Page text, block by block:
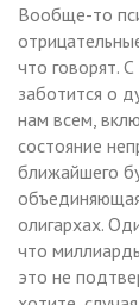
Вообще-то
что говорят.
заботится о
нам всем,
состояние
ближайшего
олигархах.
что
это не